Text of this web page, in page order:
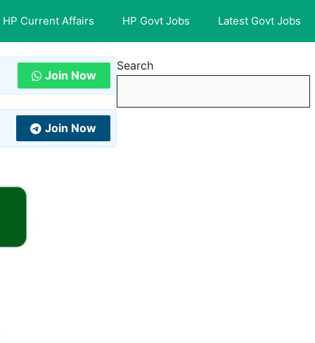
HP Current Affairs HP Govt Jobs Latest Govt Jobs
Join Now
Join Now
Search